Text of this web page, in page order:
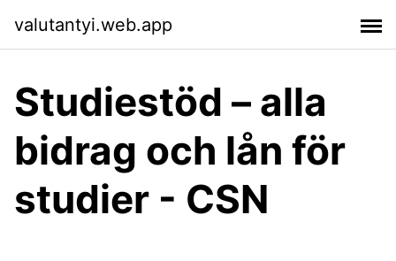
valutantyi.web.app
Studiestöd – alla
bidrag och lån för
studier - CSN